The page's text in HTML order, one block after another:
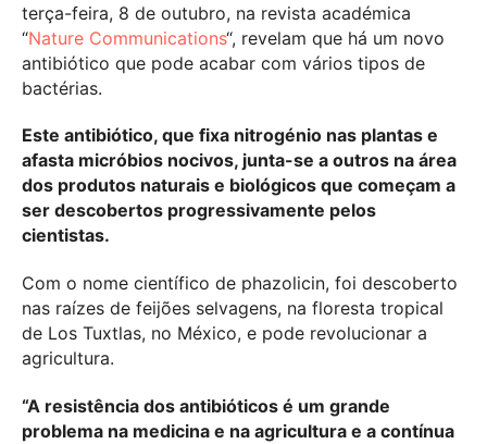
terça-feira, 8 de outubro, na revista académica
“Nature Communications“, revelam que há um novo
antibiótico que pode acabar com vários tipos de
bactérias.
Este antibiótico, que fixa nitrogénio nas plantas e
afasta micróbios nocivos, junta-se a outros na área
dos produtos naturais e biológicos que começam a
ser descobertos progressivamente pelos
cientistas.
Com o nome científico de phazolicin, foi descoberto
nas raízes de feijões selvagens, na floresta tropical
de Los Tuxtlas, no México, e pode revolucionar a
agricultura.
“A resistência dos antibióticos é um grande
problema na medicina e na agricultura e a contínua